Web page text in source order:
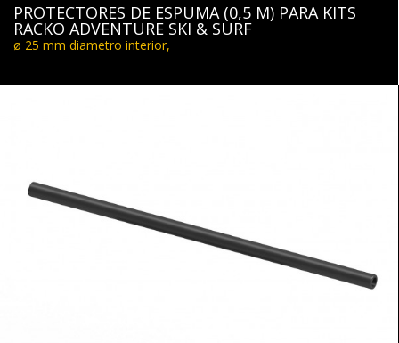
PROTECTORES DE ESPUMA (0,5 M) PARA KITS
RACKO ADVENTURE SKI & SURF
ø 25 mm diametro interior,